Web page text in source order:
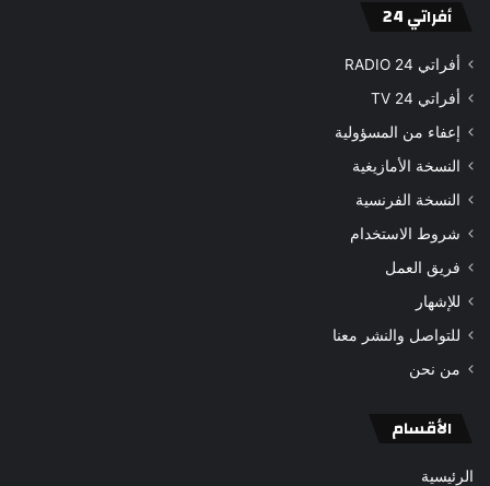
أفراتي 24
أفراتي 24 RADIO
أفراتي 24 TV
إعفاء من المسؤولية
النسخة الأمازيغية
النسخة الفرنسية
شروط الاستخدام
فريق العمل
للإشهار
للتواصل والنشر معنا
من نحن
الأقسام
الرئيسية